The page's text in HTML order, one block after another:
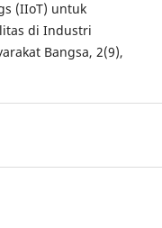
(IIoT) untuk
di Industri
Bangsa, 2(9),